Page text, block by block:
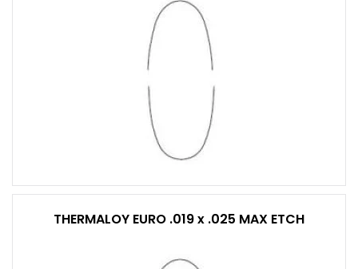
THERMALOY EURO .019 x .025 MAX ETCH